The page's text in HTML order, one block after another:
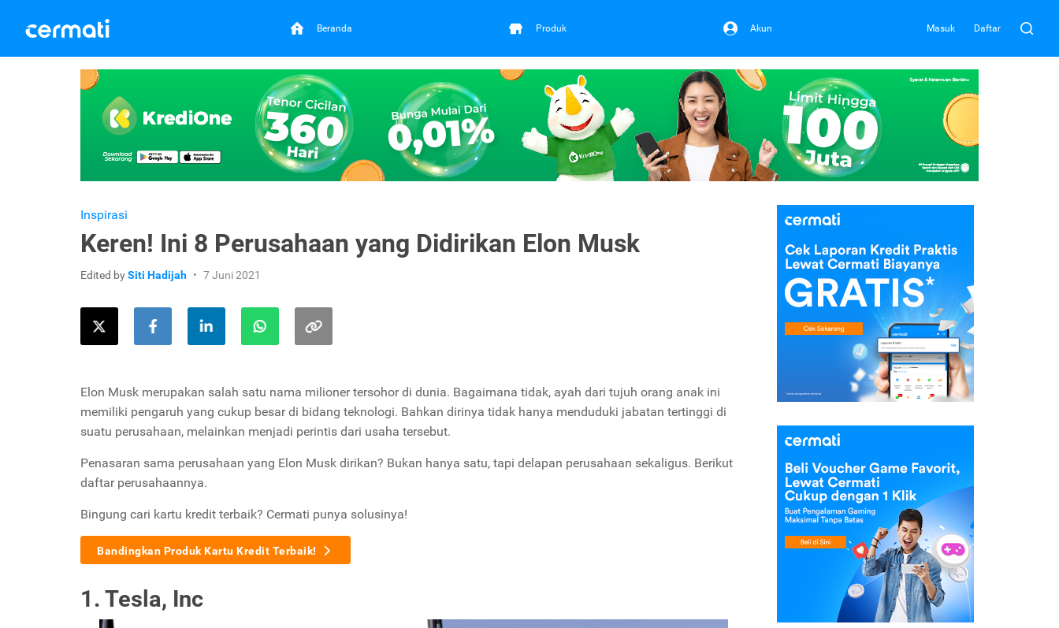
Beranda Produk Akun Masuk Daftar
Inspirasi
Keren! Ini 8 Perusahaan yang Didirikan Elon Musk
Edited bySiti Hadijah 7 Juni 2021
Elon Musk merupakan salah satu nama milioner tersohor di dunia. Bagaimana tidak, ayah dari tujuh orang anak ini
memiliki pengaruh yang cukup besar di bidang teknologi. Bahkan dirinya tidak hanya menduduki jabatan tertinggi di
suatu perusahaan, melainkan menjadi perintis dari usaha tersebut.
Penasaran sama perusahaan yang Elon Musk dirikan? Bukan hanya satu, tapi delapan perusahaan sekaligus. Berikut
daftar perusahaannya.
Bingung cari kartu kredit terbaik? Cermati punya solusinya!
Bandingkan Produk Kartu Kredit Terbaik!
1. Tesla, Inc